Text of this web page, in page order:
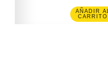
AÑADIR AL
CARRITO